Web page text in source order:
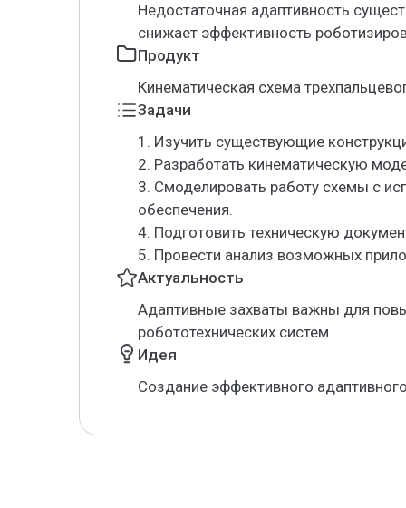
Недостаточная адаптивность
снижает эффективность
Продукт
Кинематическая схема
Задачи
1. Изучить существующие
2. Разработать кинематическую
3. Смоделировать работу схемы с
обеспечения.
4. Подготовить техническую
5. Провести анализ возможных
Актуальность
Адаптивные захваты важны для
робототехнических систем.
Идея
Создание эффективного